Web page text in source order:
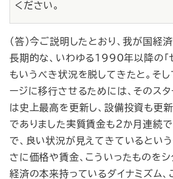
ください。
（答）今ご説明したとおり、我が国経
長期的な、いわゆる1990年以降の「
もいうべき状況を脱してきたと。そ
ージに移行させるためには、そのス
は史上最高を更新し、設備投資も更
でありました実質賃金も２か月連続
で、良い状況が見えてきているとい
さに価格や賃金、こういったものを
経済の本来持っているダイナミズム、